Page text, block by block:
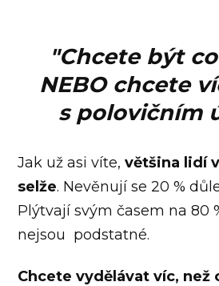
"Chcete být
NEBO chcete
s polovičním
Jak už asi víte,většina lidí
selže. Nevěnují se 20 %
Plýtvají svým časem na 80
nejsou podstatné.
Chcete vydělávat víc, než